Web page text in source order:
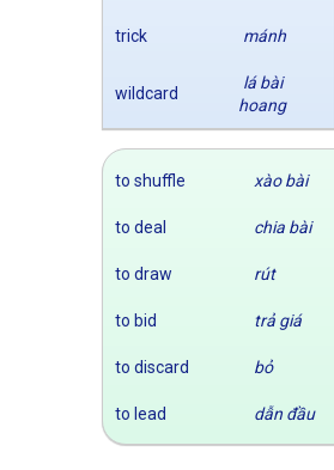
trick mánh
wildcard
lá bài
hoang
to shuffle xào bài
to deal chia bài
to draw rút
to bid trả giá
to discard bỏ
to lead dẫn đầu